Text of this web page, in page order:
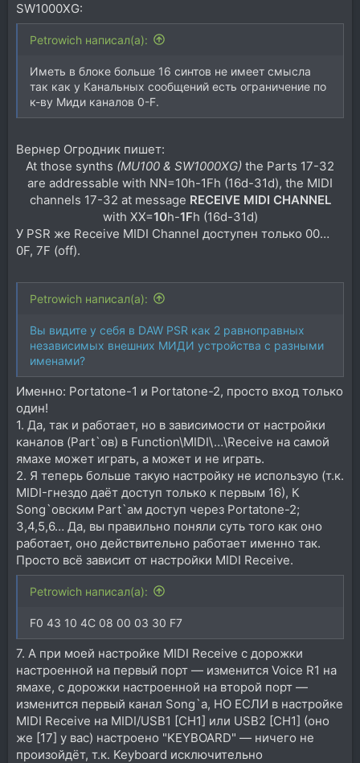
SW1000XG:
Petrowich написал(а):
Иметь в блоке больше 16 синтов не имеет смысла
так как у Канальных сообщений есть ограничение по
к-ву Миди каналов 0-F.
Вернер Огродник пишет:
At those synths (MU100 & SW1000XG) the Parts 17-32
are addressable with NN=10h-1Fh (16d-31d), the MIDI
channels 17-32 at message RECEIVE MIDI CHANNEL
with XX=10h-1Fh (16d-31d)​
У PSR же Receive MIDI Channel доступен только 00…
0F, 7F (off).
Petrowich написал(а):
Вы видите у cебя в DAW PSR как 2 равноправных
независимых внешних МИДИ устройства с разными
именами?
Именно: Portatone-1 и Portatone-2, просто вход только
один!
1. Да, так и работает, но в зависимости от настройки
каналов (Part`ов) в Function\MIDI\…\Receive на самой
ямахе может играть, а может и не играть.
2. Я теперь больше такую настройку не использую (т.к.
MIDI-гнездо даёт доступ только к первым 16), К
Song`овским Part`ам доступ через Portatone-2;
3,4,5,6… Да, вы правильно поняли суть того как оно
работает, оно действительно работает именно так.
Просто всё зависит от настройки MIDI Receive.
Petrowich написал(а):
F0 43 10 4C 08 00 03 30 F7
7. А при моей настройке MIDI Receive с дорожки
настроенной на первый порт — изменится Voice R1 на
ямахе, с дорожки настроенной на второй порт —
изменится первый канал Song`а, НО ЕСЛИ в настройке
MIDI Receive на MIDI/USB1 [CH1] или USB2 [CH1] (оно
же [17] у вас) настроено "KEYBOARD" — ничего не
произойдёт, т.к. Keyboard исключительно